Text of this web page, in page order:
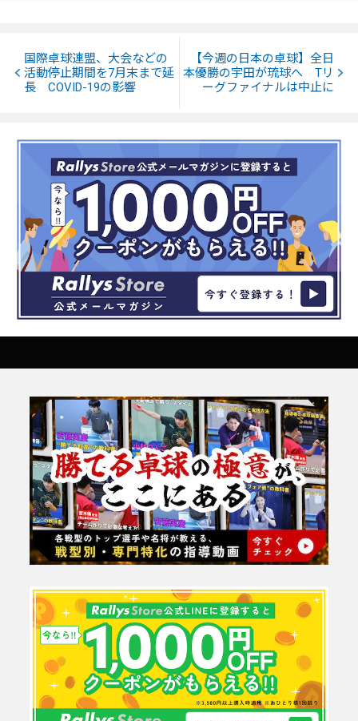
国際卓球連盟、大会などの
活動停止期間を7月末まで延
長 COVID-19の影響
【今週の日本の卓球】全日
本優勝の宇田が琉球へ Tリ
ーグファイナルは中止に